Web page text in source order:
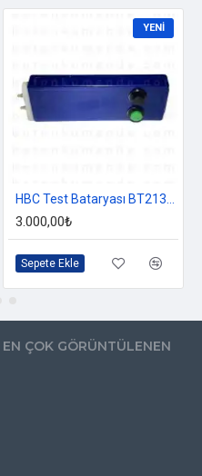
YENI
3.000,00₺
Sepete Ekle
EN ÇOK GÖRÜNTÜLENEN